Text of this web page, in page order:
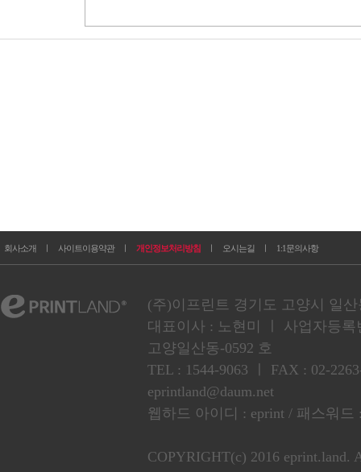
회사소개 ㅣ 사이트이용약관 ㅣ 개인정보처리방침 ㅣ 오시는길 ㅣ 1:1문의사항
(주)이프린트 경기도 고양시 일
대표이사 : 노현미 ㅣ 사업자등록
고양일산동-0592 호
TEL : 1544-9063 ㅣ FAX : 02-
eprintland@daum.net
웹하드 아이디 : eprint / 패스워드
COPYRIGHT(c) 2016 eprint.land.